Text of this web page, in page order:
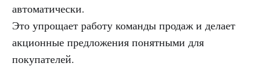
автоматически.
Это упрощает работу команды продаж и делает
акционные предложения понятными для
покупателей.